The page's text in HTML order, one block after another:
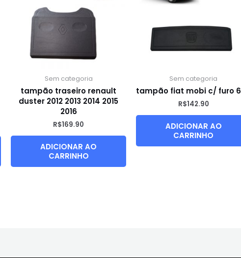
Sem categoria
tampão traseiro renault
duster 2012 2013 2014 2015
2016
R$169.90
ADICIONAR AO
CARRINHO
Sem categoria
tampão fiat mobi c/ furo
R$142.90
ADICIONAR AO
CARRINHO